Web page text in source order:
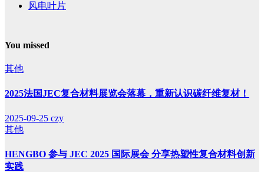
风电叶片
You missed
其他
2025法国JEC复合材料展览会落幕，重新认识碳纤维复材！
2025-09-25 czy
其他
HENGBO 参与 JEC 2025 国际展会 分享热塑性复合材料创新
实践